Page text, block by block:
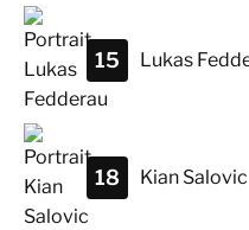
Lukas
15
Kian Salovic
18